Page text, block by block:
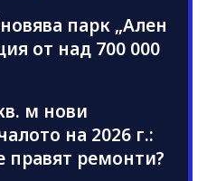
парк „Ален
от над 700 000
м нови
на 2026 г.:
правят ремонти?